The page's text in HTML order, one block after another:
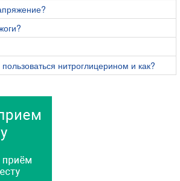
нитроглицерином и как?